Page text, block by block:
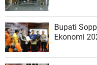
Bupati
Ekonomi